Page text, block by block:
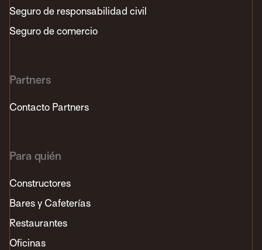
Seguro de responsabilidad civil
Seguro de comercio
Partners
Contacto Partners
Para quién
Constructores
Bares y Cafeterías
Restaurantes
Oficinas